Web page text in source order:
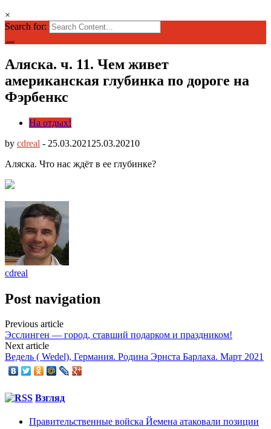
×
Search for:
Аляска. ч. 11. Чем живет
американская глубинка по дороге на
Фэрбенкс
На отдых!
by cdreal - 25.03.2021 25.03.20210
Аляска. Что нас ждёт в ее глубинке?
cdreal
Post navigation
Previous article
Эсслинген — город, ставший подарком и праздником!
Next article
Ведель ( Wedel), Германия. Родина Эрнста Барлаха. Март 2021
Взгляд
Правительственные войска Йемена атаковали позиции